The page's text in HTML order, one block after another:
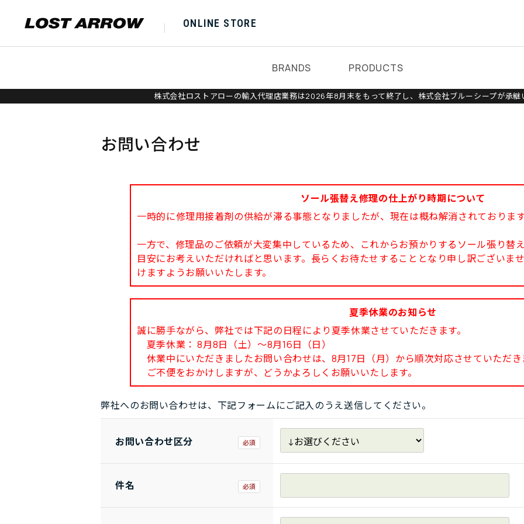
ONLINE STORE
BRANDS PRODUCTS
株式会社ロストアローの輸入代理店業務は2026年8月末をもって終了し、株式会社ブルーシープが承継
お問い合わせ
ソール張替え修理の仕上がり時期について
一時的に修理用接着剤の供給が滞る事態となりましたが、現在は概ね解消されておりま
一方で、修理品のご依頼が大変集中しているため、これからお預かりするソール張り替
目安にお考えいただければと思います。長らくお待たせすることとなり申し訳ございま
けますようお願いいたします。
夏季休業のお知らせ
誠に勝手ながら、弊社では下記の日程により夏季休業させていただきます。
夏季休業： 8月8日（土）～8月16日（日）
休業中にいただきましたお問い合わせは、8月17日（月）から順次対応させていただき
ご不便をおかけしますが、どうかよろしくお願いいたします。
弊社へのお問い合わせは、下記フォームにご記入のうえ送信してください。
お問い合わせ区分
件名